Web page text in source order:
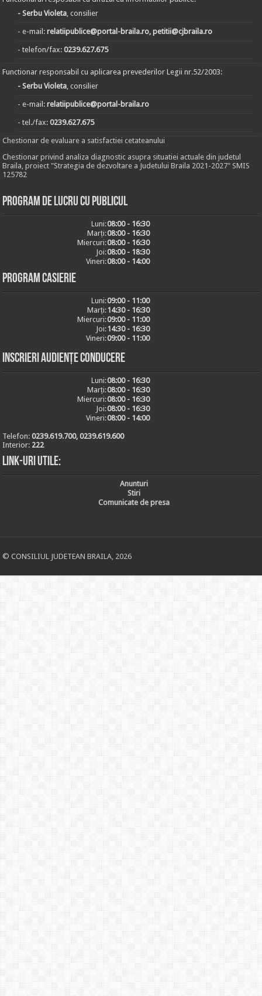
- Serbu Violeta, consilier
- e-mail:relatiipublice@portal-braila.ro, petitii@cjbraila.ro
- telefon/fax:0239.627.675
Functionar responsabil cu aplicarea prevederilor Legii nr.52/2003:
- Serbu Violeta, consilier
- e-mail:relatiipublice@portal-braila.ro
- tel./fax:0239.627.675
Chestionar de evaluare a satisfactiei cetateanului
Chestionar privind analiza diagnostic asupra situatiei actuale din judetul
Braila, proiect "Strategia de dezvoltare a Judetului Braila 2021-2027" SMIS
125782
Program de lucru cu publicul
Luni:08:00 - 16:30
Marți:08:00 - 16:30
Miercuri:08:00 - 16:30
Joi:08:00 - 18:30
Vineri:08:00 - 14:00
Program casierie
Luni:09:00 - 11:00
Marți:14:30 - 16:30
Miercuri:09:00 - 11:00
Joi:14:30 - 16:30
Vineri:09:00 - 11:00
Inscrieri audiențe conducere
Luni:08:00 - 16:30
Marți:08:00 - 16:30
Miercuri:08:00 - 16:30
Joi:08:00 - 16:30
Vineri:08:00 - 14:00
Telefon:0239.619.700, 0239.619.600
Interior: 222
Link-uri utile:
Anunturi
Stiri
Comunicate de presa
© CONSILIUL JUDETEAN BRAILA, 2026